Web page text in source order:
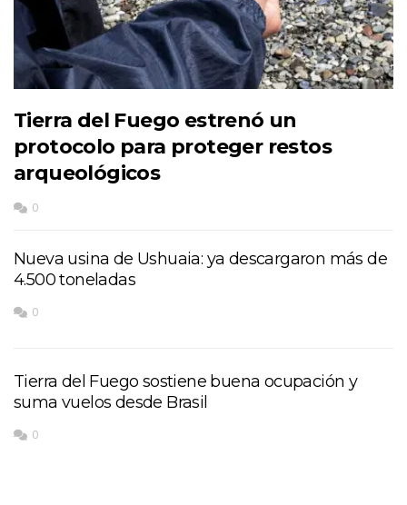
Tierra del Fuego estrenó un
protocolo para proteger restos
arqueológicos
0
Nueva usina de Ushuaia: ya descargaron más de
4.500 toneladas
0
Tierra del Fuego sostiene buena ocupación y
suma vuelos desde Brasil
0